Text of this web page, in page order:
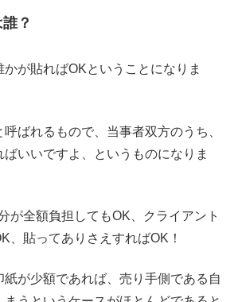
？
が貼ればOKということになりま
呼ばれるもので、当事者双方のうち、
いいですよ、というものになりま
が全額負担してもOK、クライアント
、貼ってありさえすればOK！
紙が少額であれば、売り手側である自